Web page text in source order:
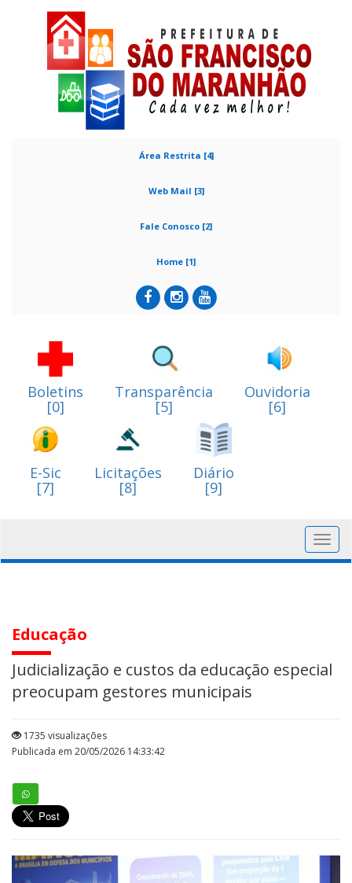
Área Restrita [4]
Web Mail [3]
Fale Conosco [2]
Home [1]
Boletins
[0]
Transparência
[5]
Ouvidoria
[6]
E-Sic
[7]
Licitações
[8]
Diário
[9]
Educação
Judicialização e custos da educação especial
preocupam gestores municipais
1735 visualizações
Publicada em 20/05/2026 14:33:42